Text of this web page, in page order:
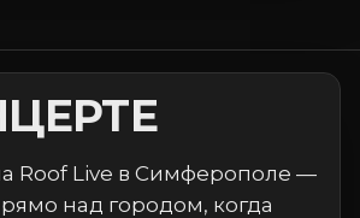
Roof Live в Симферополе —
над городом, когда